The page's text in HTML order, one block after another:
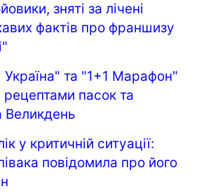
зняті за лічені
фактів про франшизу
Україна" та "1+1 Марафон"
рецептами пасок та
Великдень
у критичній ситуації:
повідомила про його